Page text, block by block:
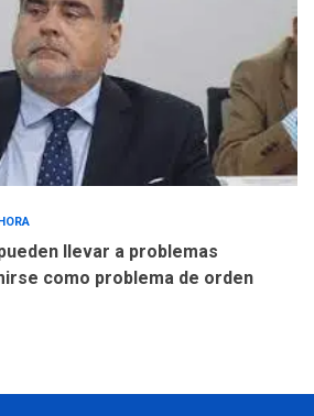
llevar a problemas
como problema de orden